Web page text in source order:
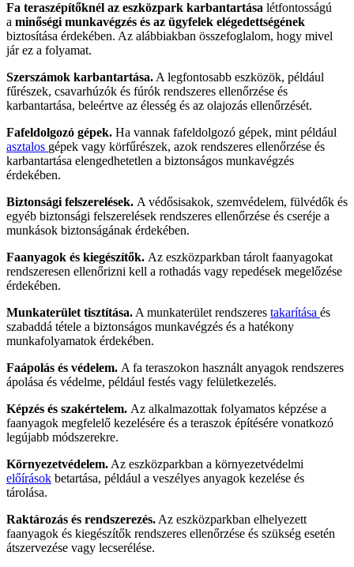
Fa teraszépítőknél az eszközpark karbantartása létfontosságú
a minőségi munkavégzés és az ügyfelek elégedettségének
biztosítása érdekében. Az alábbiakban összefoglalom, hogy mivel
jár ez a folyamat.
Szerszámok karbantartása.A legfontosabb eszközök, például
fűrészek, csavarhúzók és fúrók rendszeres ellenőrzése és
karbantartása, beleértve az élesség és az olajozás ellenőrzését.
Fafeldolgozó gépek. Ha vannak fafeldolgozó gépek, mint például
asztalos gépek vagy körfűrészek, azok rendszeres ellenőrzése és
karbantartása elengedhetetlen a biztonságos munkavégzés
érdekében.
Biztonsági felszerelések. A védősisakok, szemvédelem, fülvédők és
egyéb biztonsági felszerelések rendszeres ellenőrzése és cseréje a
munkások biztonságának érdekében.
Faanyagok és kiegészítők. Az eszközparkban tárolt faanyagokat
rendszeresen ellenőrizni kell a rothadás vagy repedések megelőzése
érdekében.
Munkaterület tisztítása.A munkaterület rendszeres takarítása és
szabaddá tétele a biztonságos munkavégzés és a hatékony
munkafolyamatok érdekében.
Faápolás és védelem. A fa teraszokon használt anyagok rendszeres
ápolása és védelme, például festés vagy felületkezelés.
Képzés és szakértelem. Az alkalmazottak folyamatos képzése a
faanyagok megfelelő kezelésére és a teraszok építésére vonatkozó
legújabb módszerekre.
Környezetvédelem.Az eszközparkban a környezetvédelmi
előírások betartása, például a veszélyes anyagok kezelése és
tárolása.
Raktározás és rendszerezés.Az eszközparkban elhelyezett
faanyagok és kiegészítők rendszeres ellenőrzése és szükség esetén
átszervezése vagy lecserélése.